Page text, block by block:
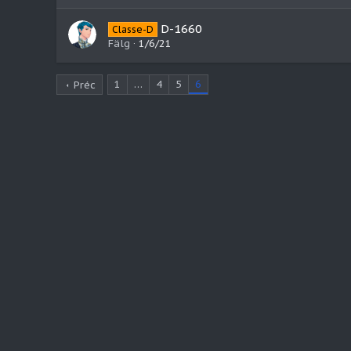
Classe-D D-1660
Fälg 1/6/21
Préc 1 … 4 5 6